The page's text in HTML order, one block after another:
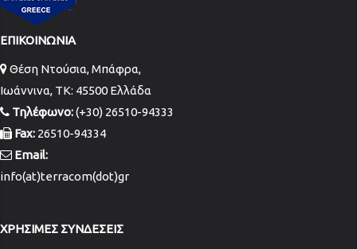
ΕΠΙΚΟΙΝΩΝΙΑ
Θέση Ντούσια, Μπάφρα,
Ιωάννινα, TK: 45500 Ελλάδα
Τηλέφωνο:(+30) 26510-94333
Fax: 26510-94334
Email:
info(at)terracom(dot)gr
ΧΡΗΣΙΜΕΣ ΣΥΝΔΕΣΕΙΣ